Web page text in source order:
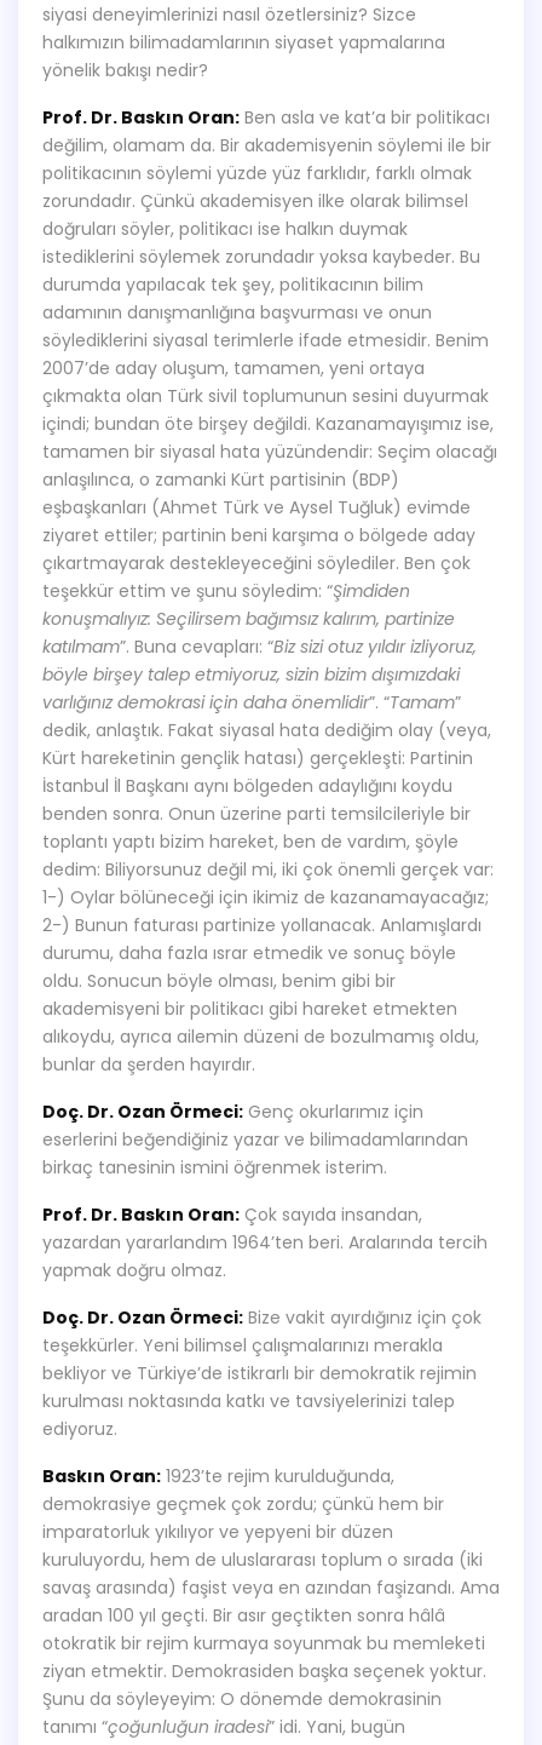
siyasi deneyimlerinizi nasıl özetlersiniz? Sizce
halkımızın bilimadamlarının siyaset yapmalarına
yönelik bakışı nedir?
Prof. Dr. Baskın Oran: Ben asla ve kat’a bir politikacı
değilim, olamam da. Bir akademisyenin söylemi ile bir
politikacının söylemi yüzde yüz farklıdır, farklı olmak
zorundadır. Çünkü akademisyen ilke olarak bilimsel
doğruları söyler, politikacı ise halkın duymak
istediklerini söylemek zorundadır yoksa kaybeder. Bu
durumda yapılacak tek şey, politikacının bilim
adamının danışmanlığına başvurması ve onun
söylediklerini siyasal terimlerle ifade etmesidir. Benim
2007’de aday oluşum, tamamen, yeni ortaya
çıkmakta olan Türk sivil toplumunun sesini duyurmak
içindi; bundan öte birşey değildi. Kazanamayışımız ise,
tamamen bir siyasal hata yüzündendir: Seçim olacağı
anlaşılınca, o zamanki Kürt partisinin (BDP)
eşbaşkanları (Ahmet Türk ve Aysel Tuğluk) evimde
ziyaret ettiler; partinin beni karşıma o bölgede aday
çıkartmayarak destekleyeceğini söylediler. Ben çok
teşekkür ettim ve şunu söyledim: “Şimdiden
konuşmalıyız: Seçilirsem bağımsız kalırım, partinize
katılmam”. Buna cevapları: “Biz sizi otuz yıldır izliyoruz,
böyle birşey talep etmiyoruz, sizin bizim dışımızdaki
varlığınız demokrasi için daha önemlidir”. “Tamam”
dedik, anlaştık. Fakat siyasal hata dediğim olay (veya,
Kürt hareketinin gençlik hatası) gerçekleşti: Partinin
İstanbul İl Başkanı aynı bölgeden adaylığını koydu
benden sonra. Onun üzerine parti temsilcileriyle bir
toplantı yaptı bizim hareket, ben de vardım, şöyle
dedim: Biliyorsunuz değil mi, iki çok önemli gerçek var:
1-) Oylar bölüneceği için ikimiz de kazanamayacağız;
2-) Bunun faturası partinize yollanacak. Anlamışlardı
durumu, daha fazla ısrar etmedik ve sonuç böyle
oldu. Sonucun böyle olması, benim gibi bir
akademisyeni bir politikacı gibi hareket etmekten
alıkoydu, ayrıca ailemin düzeni de bozulmamış oldu,
bunlar da şerden hayırdır.
Doç. Dr. Ozan Örmeci: Genç okurlarımız için
eserlerini beğendiğiniz yazar ve bilimadamlarından
birkaç tanesinin ismini öğrenmek isterim.
Prof. Dr. Baskın Oran: Çok sayıda insandan,
yazardan yararlandım 1964’ten beri. Aralarında tercih
yapmak doğru olmaz.
Doç. Dr. Ozan Örmeci: Bize vakit ayırdığınız için çok
teşekkürler. Yeni bilimsel çalışmalarınızı merakla
bekliyor ve Türkiye’de istikrarlı bir demokratik rejimin
kurulması noktasında katkı ve tavsiyelerinizi talep
ediyoruz.
Baskın Oran: 1923’te rejim kurulduğunda,
demokrasiye geçmek çok zordu; çünkü hem bir
imparatorluk yıkılıyor ve yepyeni bir düzen
kuruluyordu, hem de uluslararası toplum o sırada (iki
savaş arasında) faşist veya en azından faşizandı. Ama
aradan 100 yıl geçti. Bir asır geçtikten sonra hâlâ
otokratik bir rejim kurmaya soyunmak bu memleketi
ziyan etmektir. Demokrasiden başka seçenek yoktur.
Şunu da söyleyeyim: O dönemde demokrasinin
tanımı “çoğunluğun iradesi” idi. Yani, bugün